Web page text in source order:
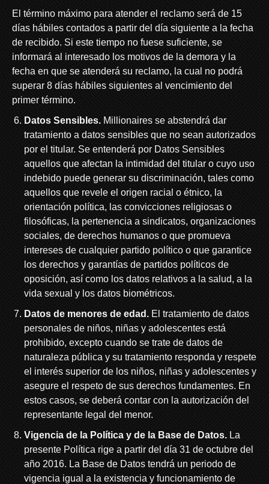
El término máximo para atender el reclamo será de 15
días hábiles contados a partir del día siguiente a la fecha
de recibido. Si este tiempo no fuese suficiente, se
informará al interesado los motivos de la demora y la
fecha en que se atenderá su reclamo, la cual no podrá
superar 8 días hábiles siguientes al vencimiento del
primer término.
Datos Sensibles. Millionaires se abstendrá dar
tratamiento a datos sensibles que no sean autorizados
por el titular. Se entenderá por Datos Sensibles
aquellos que afectan la intimidad del titular o cuyo uso
indebido puede generar su discriminación, tales como
aquellos que revele el origen racial o étnico, la
orientación política, las convicciones religiosas o
filosóficas, la pertenencia a sindicatos, organizaciones
sociales, de derechos humanos o que promueva
intereses de cualquier partido político o que garantice
los derechos y garantías de partidos políticos de
oposición, así como los datos relativos a la salud, a la
vida sexual y los datos biométricos.
Datos de menores de edad. El tratamiento de datos
personales de niños, niñas y adolescentes está
prohibido, excepto cuando se trate de datos de
naturaleza pública y su tratamiento responda y respete
el interés superior de los niños, niñas y adolescentes y
asegure el respeto de sus derechos fundamentes. En
estos casos, se deberá contar con la autorización del
representante legal del menor.
Vigencia de la Política y de la Base de Datos. La
presente Política rige a partir del día 31 de octubre del
año 2016. La Base de Datos tendrá un periodo de
vigencia igual a la existencia y funcionamiento de